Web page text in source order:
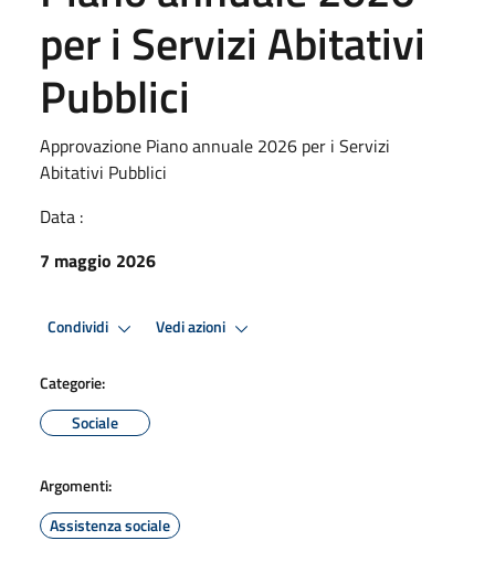
per i Servizi Abitativi
Pubblici
Approvazione Piano annuale 2026 per i Servizi
Abitativi Pubblici
Data :
7 maggio 2026
Condividi Vedi azioni
Categorie:
Sociale
Argomenti:
Assistenza sociale